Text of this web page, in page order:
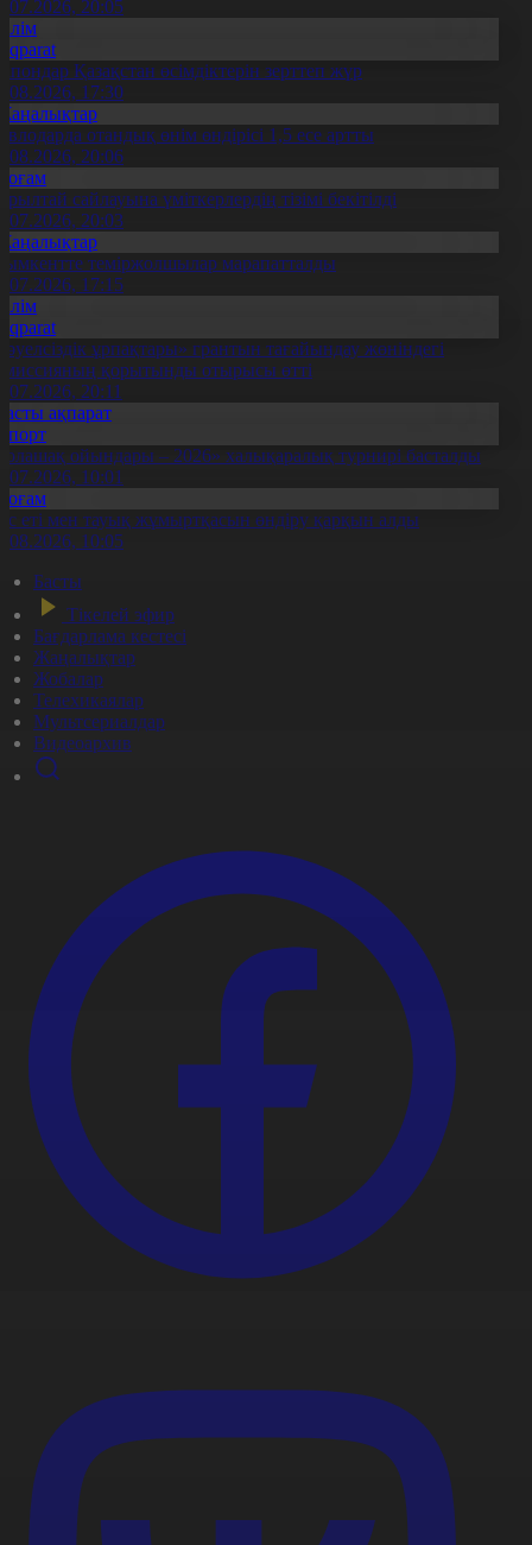
20:05
Қазақстан өсімдіктерін зерттеп жүр
17:30
отандық өнім өндірісі 1,5 есе артты
20:06
сайлауына үміткерлердің тізімі бекітілді
20:03
теміржолшылар марапатталды
17:15
ұрпақтары» грантын тағайындау жөніндегі
қорытынды отырысы өтті
20:11
ақпарат
ойындары – 2026» халықаралық турнирі басталды
10:01
еті мен тауық жұмыртқасын өндіру қарқын алды
10:05
Басты
Тікелей эфир
Бағдарлама кестесі
Жаңалықтар
Жобалар
Телехикаялар
Мультсериалдар
Видеоархив